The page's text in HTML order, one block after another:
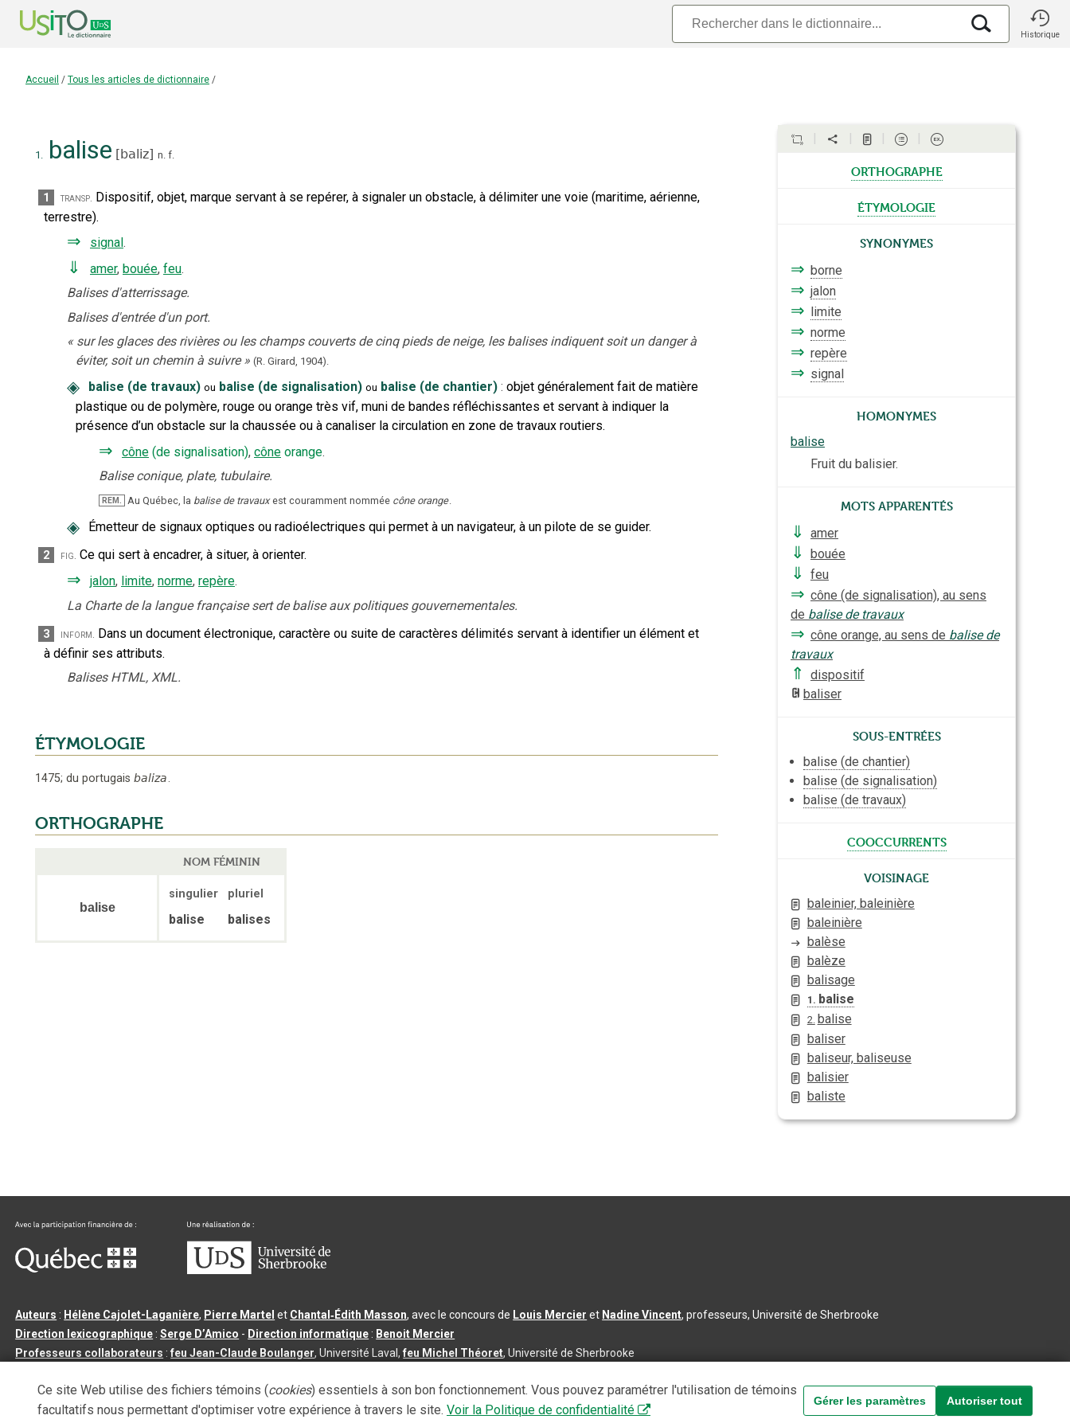
Historique
Accueil / Tous les articles de dictionnaire /
1. balise [baliz] n. f.
1 transp. Dispositif, objet, marque servant à se repérer, à signaler un obstacle, à délimiter une voie (maritime, aérienne,
terrestre).
⇒ signal .
⇓ amer, bouée, feu.
Balises d'atterrissage.
Balises d'entrée d'un port.
« sur les glaces des rivières ou les champs couverts de cinq pieds de neige, les balises indiquent soit un danger à
éviter, soit un chemin à suivre » (R. Girard, 1904).
◈ balise (de travaux) ou balise (de signalisation) ou balise (de chantier) : objet généralement fait de matière
plastique ou de polymère, rouge ou orange très vif, muni de bandes réfléchissantes et servant à indiquer la
présence d’un obstacle sur la chaussée ou à canaliser la circulation en zone de travaux routiers.
⇒ cône (de signalisation), cône orange.
Balise conique, plate, tubulaire.
REM. Au Québec, la balise de travaux est couramment nommée cône orange
◈ Émetteur de signaux optiques ou radioélectriques qui permet à un navigateur, à un pilote de se guider.
2 fig. Ce qui sert à encadrer, à situer, à orienter.
⇒ jalon, limite, norme, repère.
La Charte de la langue française sert de balise aux politiques gouvernementales.
3 inform. Dans un document électronique, caractère ou suite de caractères délimités servant à identifier un élément et
à définir ses attributs.
Balises HTML, XML.
ÉTYMOLOGIE
1475; du portugais baliza.
ORTHOGRAPHE
NOM FÉMININ
balise
singulier pluriel
balise balises
orthographe
étymologie
Synonymes
⇒ borne
⇒ jalon
⇒ limite
⇒ norme
⇒ repère
⇒ signal
Homonymes
balise
Fruit du balisier.
Mots apparentés
⇓
amer
⇓ bouée
⇓ feu
⇒ cône (de signalisation), au sens
de balise de travaux
⇒ cône orange, au sens de balise de
travaux
⇑
dispositif
baliser
Sous-entrées
balise (de chantier)
balise (de signalisation)
balise (de travaux)
cooccurrents
Voisinage
baleinier, baleinière
baleinière
balèse
balèze
balisage
1. balise
2. balise
baliser
baliseur, baliseuse
balisier
baliste
Auteurs : Hélène Cajolet-Laganière, Pierre Martel et Chantal‑Édith Masson, avec le concours de Louis Mercier et Nadine Vincent, professeurs, Université de Sherbrooke
Direction lexicographique :Serge D’Amico - Direction informatique : Benoit Mercier
Professeurs collaborateurs :feu Jean-Claude Boulanger, Université Laval,feu Michel Théoret, Université de Sherbrooke
Tous droits réservés©Université de Sherbrooke |3.2.2- Dernière mise à jour du contenu :2026-08-03
Ce site Web utilise des fichiers témoins (cookies) essentiels à son bon fonctionnement. Vous pouvez paramétrer l'utilisation de témoins
facultatifs nous permettant d'optimiser votre expérience à travers le site. Voir la Politique de confidentialité
Gérer les paramètres Autoriser tout